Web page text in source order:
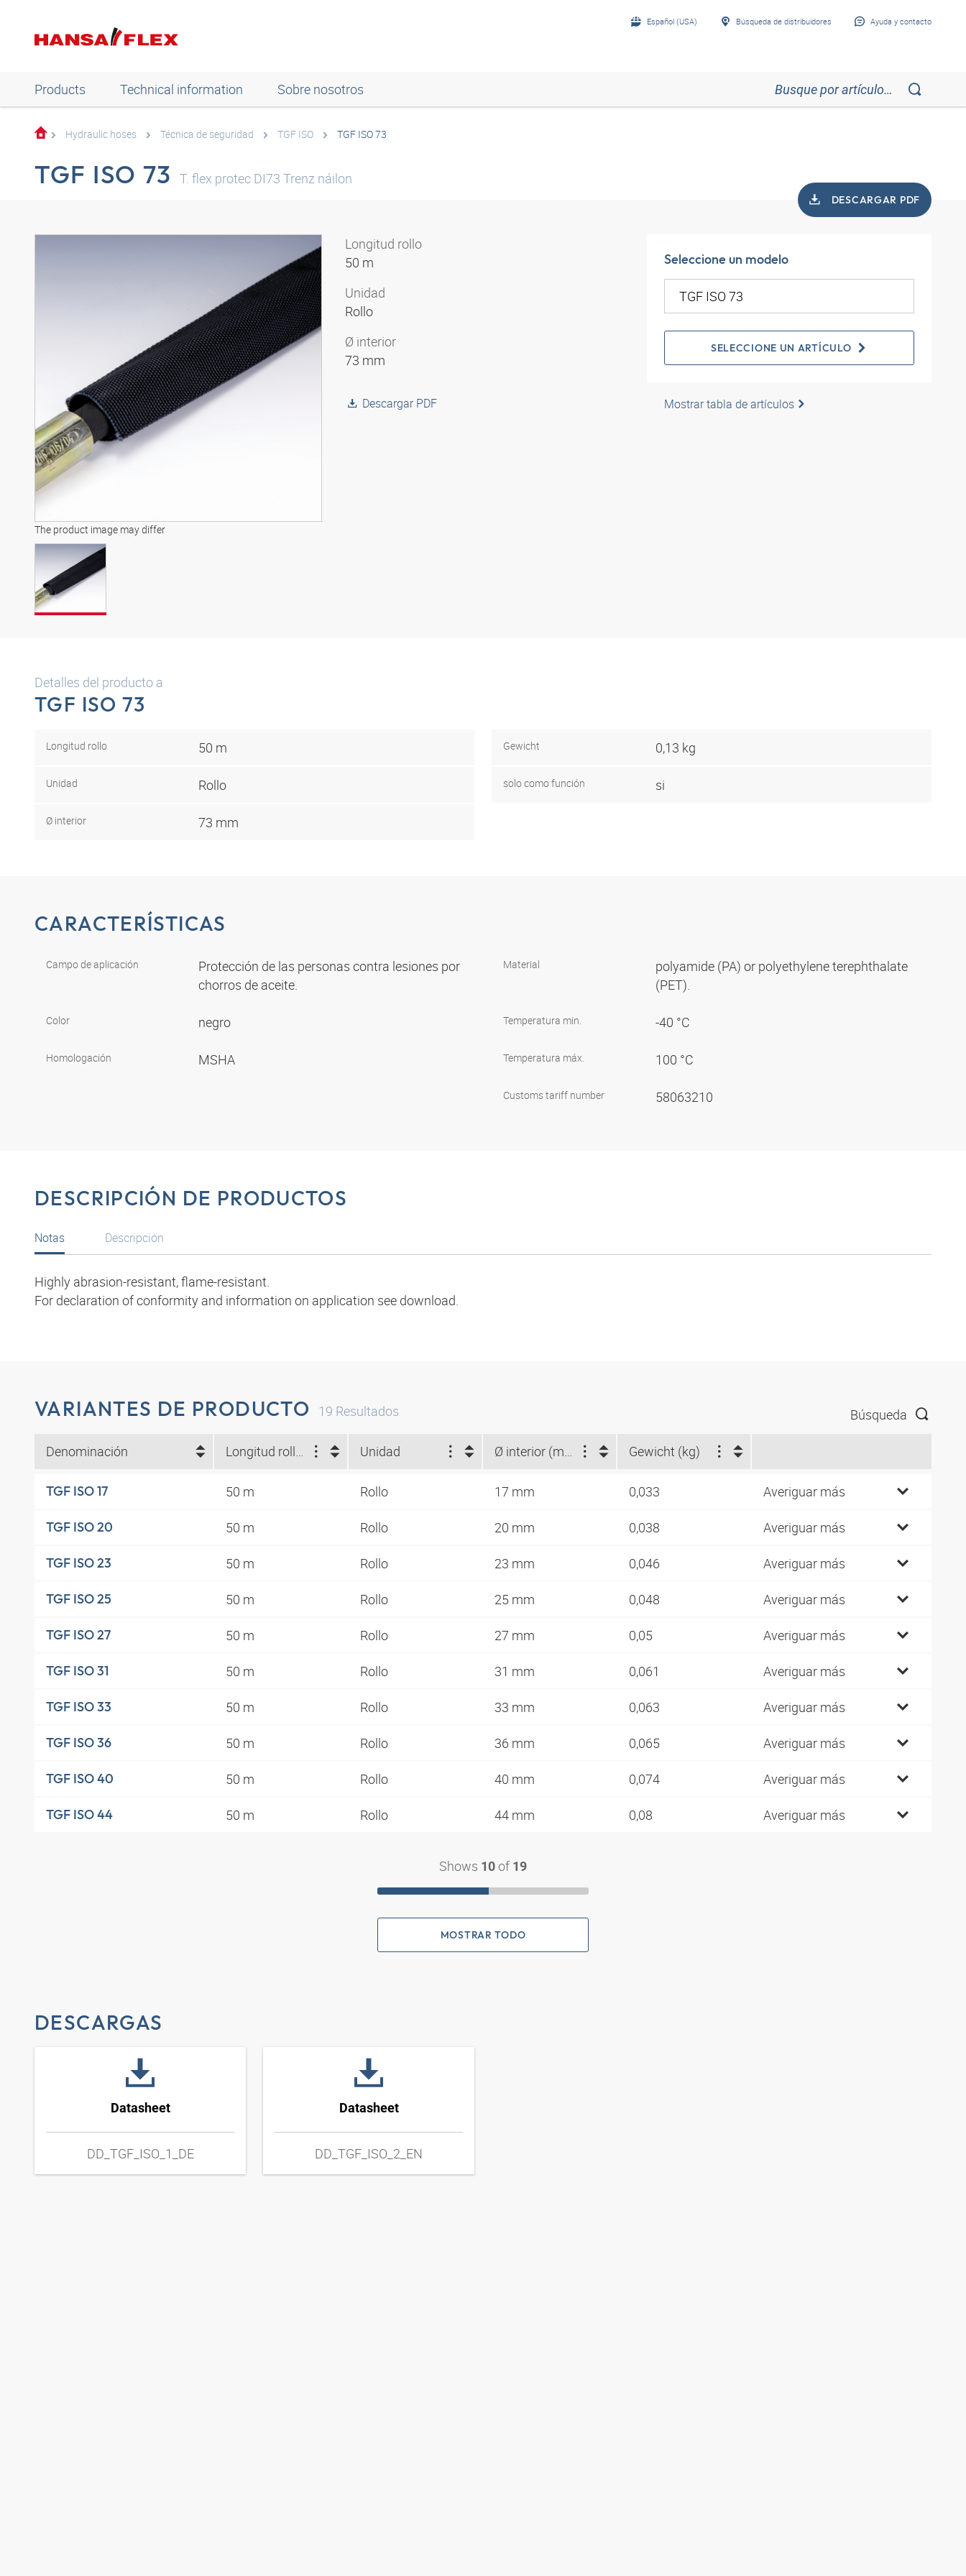
Español (USA) Búsqueda de distribuidores Ayuda y contacto
Products Technical information Sobre nosotros
Hydraulic hoses Técnica de seguridad TGF ISO TGF ISO 73
TGF ISO 73 T. flex protec DI73 Trenz náilon
DESCARGAR PDF
The product image may differ
Longitud rollo
50 m
Unidad
Rollo
Ø interior
73 mm
Descargar PDF
Seleccione un modelo
SELECCIONE UN ARTÍCULO
Mostrar tabla de artículos
Detalles del producto a
TGF ISO 73
Longitud rollo 50 m
Unidad Rollo
Ø interior 73 mm
Gewicht 0,13 kg
solo como función si
CARACTERÍSTICAS
Campo de aplicación
Protección de las personas contra lesiones por
chorros de aceite.
Color negro
Homologación MSHA
Material
polyamide (PA) or polyethylene terephthalate
(PET).
Temperatura min. -40 °C
Temperatura máx. 100 °C
Customs tariff number 58063210
DESCRIPCIÓN DE PRODUCTOS
Notas
Highly abrasion-resistant, flame-resistant.
For declaration of conformity and information on application see download.
Descripción
VARIANTES DE PRODUCTO 19 Resultados Búsqueda
Denominación Longitud rollo (m) Unidad Ø interior (mm) Gewicht (kg)
TGF ISO 17 50 m Rollo 17 mm 0,033 Averiguar más
TGF ISO 20 50 m Rollo 20 mm 0,038 Averiguar más
TGF ISO 23 50 m Rollo 23 mm 0,046 Averiguar más
TGF ISO 25 50 m Rollo 25 mm 0,048 Averiguar más
TGF ISO 27 50 m Rollo 27 mm 0,05 Averiguar más
TGF ISO 31 50 m Rollo 31 mm 0,061 Averiguar más
TGF ISO 33 50 m Rollo 33 mm 0,063 Averiguar más
TGF ISO 36 50 m Rollo 36 mm 0,065 Averiguar más
TGF ISO 40 50 m Rollo 40 mm 0,074 Averiguar más
TGF ISO 44 50 m Rollo 44 mm 0,08 Averiguar más
Shows 10 of 19
MOSTRAR TODO
DESCARGAS
Datasheet
DD_TGF_ISO_1_DE
Datasheet
DD_TGF_ISO_2_EN